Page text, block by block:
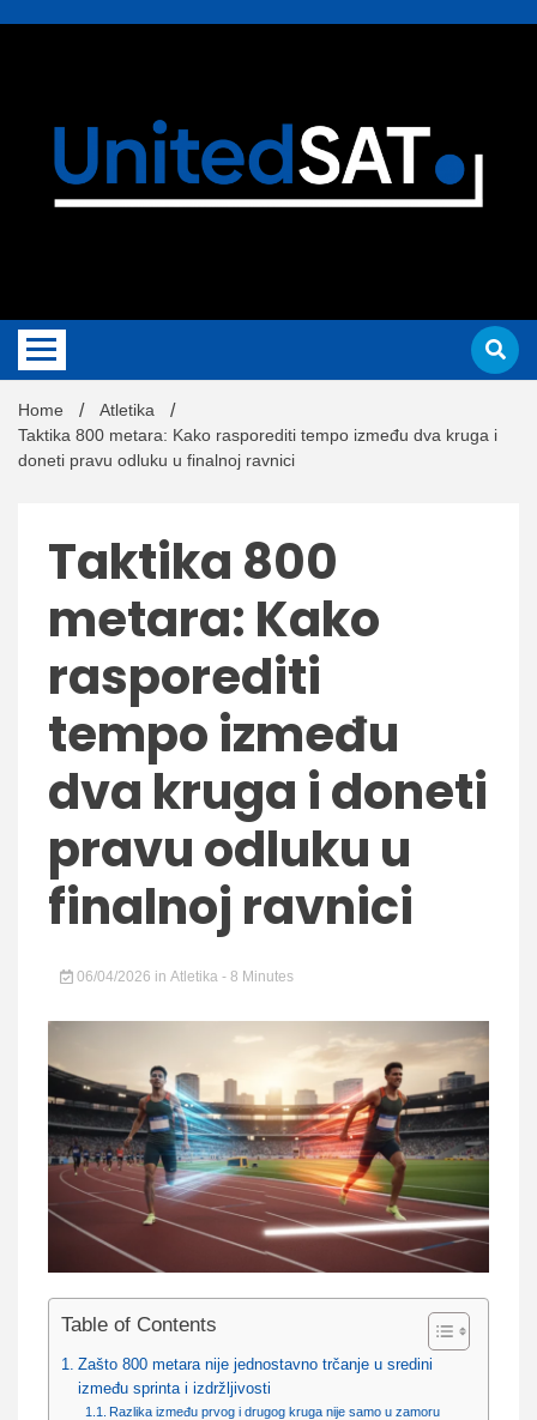
Home
Atletika
Taktika 800 metara: Kako rasporediti tempo između dva kruga i
doneti pravu odluku u finalnoj ravnici
Taktika 800
metara: Kako
rasporediti
tempo između
dva kruga i doneti
pravu odluku u
finalnoj ravnici
06/04/2026 in Atletika - 8 Minutes
Table of Contents
Zašto 800 metara nije jednostavno trčanje u sredini
između sprinta i izdržljivosti
Razlika između prvog i drugog kruga nije samo u zamoru